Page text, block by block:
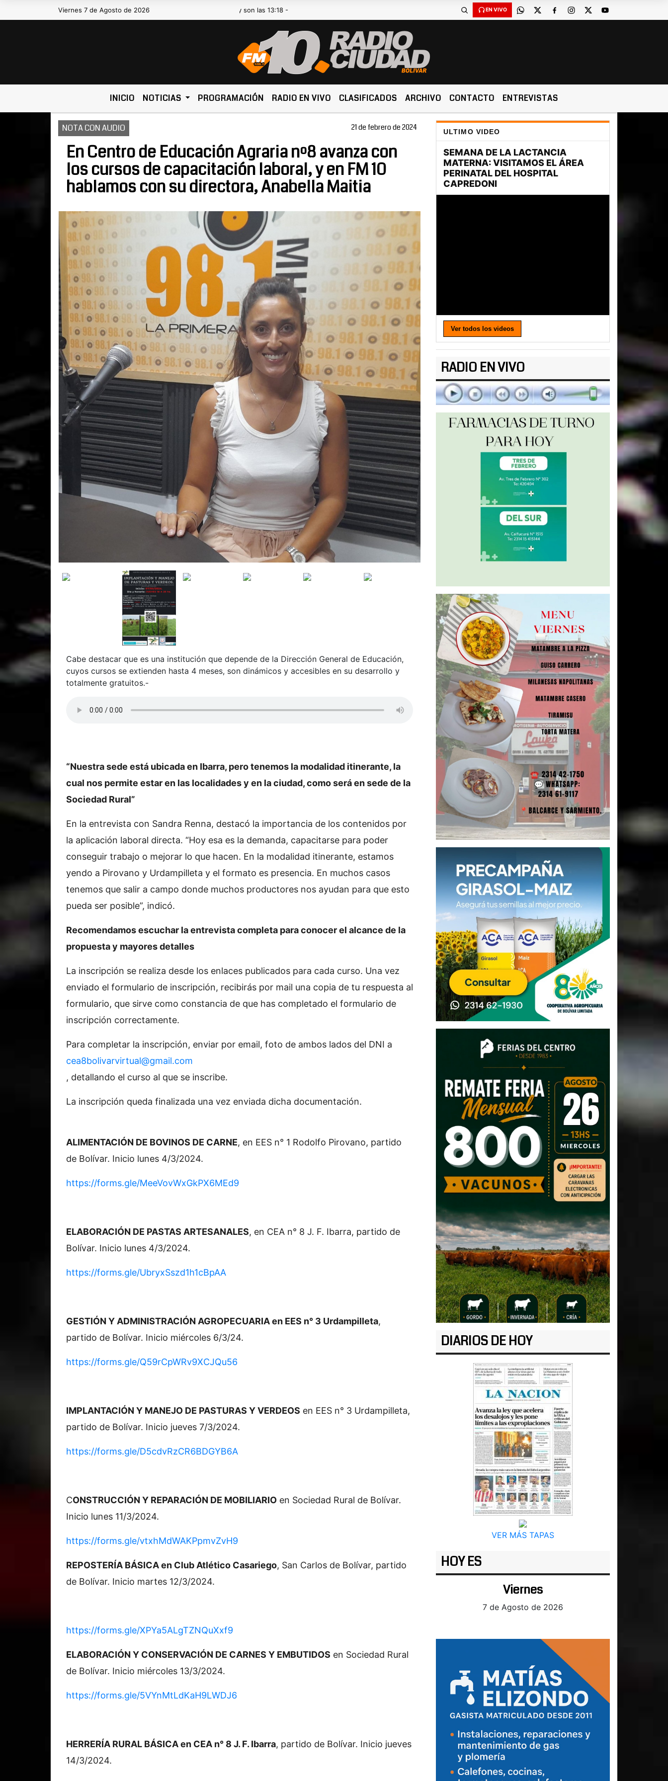
Viernes 7 de Agosto de 2026
Hoy es Viernes 7 de Agosto de 2026 y son las 13:18 - EN VIVO
INICIO NOTICIAS PROGRAMACIÓN RADIO EN VIVO CLASIFICADOS ARCHIVO CONTACTO ENTREVISTAS
NOTA CON AUDIO 21 de febrero de 2024
En Centro de Educación Agraria nº8 avanza con
los cursos de capacitación laboral, y en FM 10
hablamos con su directora, Anabella Maitia
Cabe destacar que es una institución que depende de la Dirección General de Educación,
cuyos cursos se extienden hasta 4 meses, son dinámicos y accesibles en su desarrollo y
totalmente gratuitos.-
“Nuestra sede está ubicada en Ibarra, pero tenemos la modalidad itinerante, la
cual nos permite estar en las localidades y en la ciudad, como será en sede de la
Sociedad Rural”
En la entrevista con Sandra Renna, destacó la importancia de los contenidos por
la aplicación laboral directa. “Hoy esa es la demanda, capacitarse para poder
conseguir trabajo o mejorar lo que hacen. En la modalidad itinerante, estamos
yendo a Pirovano y Urdampilleta y el formato es presencia. En muchos casos
tenemos que salir a campo donde muchos productores nos ayudan para que esto
pueda ser posible”, indicó.
Recomendamos escuchar la entrevista completa para conocer el alcance de la
propuesta y mayores detalles
La inscripción se realiza desde los enlaces publicados para cada curso. Una vez
enviado el formulario de inscripción, recibirás por mail una copia de tu respuesta al
formulario, que sirve como constancia de que has completado el formulario de
inscripción correctamente.
Para completar la inscripción, enviar por email, foto de ambos lados del DNI a
cea8bolivarvirtual@gmail.com
, detallando el curso al que se inscribe.
La inscripción queda finalizada una vez enviada dicha documentación.
ALIMENTACIÓN DE BOVINOS DE CARNE, en EES n° 1 Rodolfo Pirovano, partido
de Bolívar. Inicio lunes 4/3/2024.
https://forms.gle/MeeVovWxGkPX6MEd9
ELABORACIÓN DE PASTAS ARTESANALES, en CEA n° 8 J. F. Ibarra, partido de
Bolívar. Inicio lunes 4/3/2024.
https://forms.gle/UbryxSszd1h1cBpAA
GESTIÓN Y ADMINISTRACIÓN AGROPECUARIA en EES n° 3 Urdampilleta,
partido de Bolívar. Inicio miércoles 6/3/24.
https://forms.gle/Q59rCpWRv9XCJQu56
IMPLANTACIÓN Y MANEJO DE PASTURAS Y VERDEOS en EES n° 3 Urdampilleta,
partido de Bolívar. Inicio jueves 7/3/2024.
https://forms.gle/D5cdvRzCR6BDGYB6A
CONSTRUCCIÓN Y REPARACIÓN DE MOBILIARIO en Sociedad Rural de Bolívar.
Inicio lunes 11/3/2024.
https://forms.gle/vtxhMdWAKPpmvZvH9
REPOSTERÍA BÁSICA en Club Atlético Casariego, San Carlos de Bolívar, partido
de Bolívar. Inicio martes 12/3/2024.
https://forms.gle/XPYa5ALgTZNQuXxf9
ELABORACIÓN Y CONSERVACIÓN DE CARNES Y EMBUTIDOS en Sociedad Rural
de Bolívar. Inicio miércoles 13/3/2024.
https://forms.gle/5VYnMtLdKaH9LWDJ6
HERRERÍA RURAL BÁSICA en CEA n° 8 J. F. Ibarra, partido de Bolívar. Inicio jueves
14/3/2024.
ULTIMO VIDEO
Ver todos los videos
RADIO EN VIVO
DIARIOS DE HOY
VER MÁS TAPAS
HOY ES
Viernes
7 de Agosto de 2026